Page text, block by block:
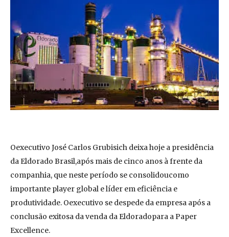
Oexecutivo José Carlos Grubisich deixa hoje a presidência
da Eldorado Brasil,após mais de cinco anos à frente da
companhia, que neste período se consolidoucomo
importante player global e líder em eficiência e
produtividade. Oexecutivo se despede da empresa após a
conclusão exitosa da venda da Eldoradopara a Paper
Excellence.